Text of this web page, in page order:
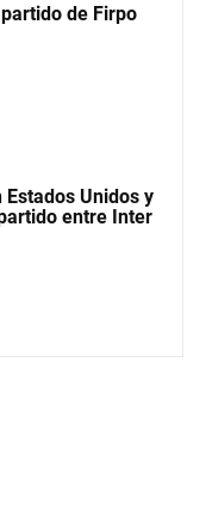
de Firpo
Estados Unidos y
entre Inter